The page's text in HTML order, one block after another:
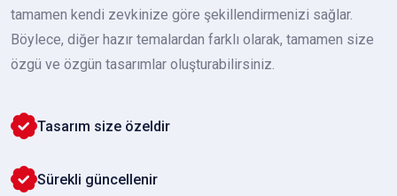
tamamen kendi zevkinize göre şekillendirmenizi sağlar.
Böylece, diğer hazır temalardan farklı olarak, tamamen size
özgü ve özgün tasarımlar oluşturabilirsiniz.
Tasarım size özeldir
Sürekli güncellenir